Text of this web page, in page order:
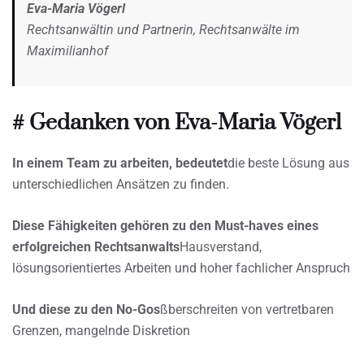
Eva-Maria Vögerl
Rechtsanwältin und Partnerin, Rechtsanwälte im
Maximilianhof
# Gedanken von Eva-Maria Vögerl
In einem Team zu arbeiten, bedeutetdie beste Lösung aus
unterschiedlichen Ansätzen zu finden.
Diese Fähigkeiten gehören zu den Must-haves eines
erfolgreichen RechtsanwaltsHausverstand,
lösungsorientiertes Arbeiten und hoher fachlicher Anspruch
Und diese zu den No-Gosßberschreiten von vertretbaren
Grenzen, mangelnde Diskretion